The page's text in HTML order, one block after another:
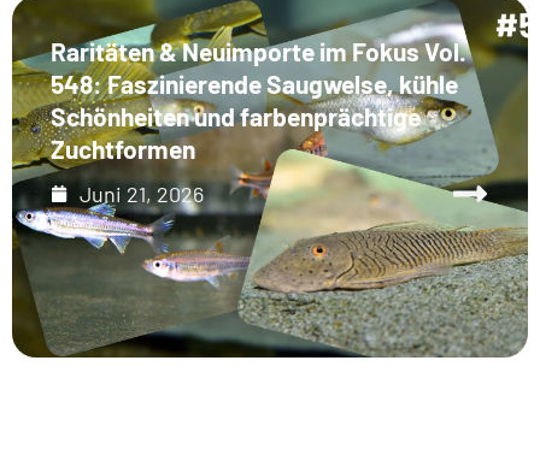
Raritäten & Neuimporte im Fokus Vol.
548: Faszinierende Saugwelse, kühle
Schönheiten und farbenprächtige
Zuchtformen
Juni 21, 2026